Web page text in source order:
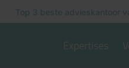
Top 3 beste advieskantoor
Expertises